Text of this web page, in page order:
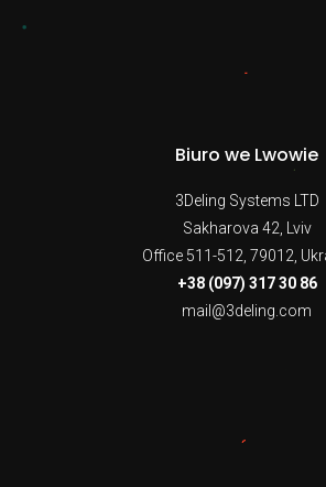
Biuro we Lwowie
3Deling Systems LTD
Sakharova 42, Lviv
Office 511-512, 79012,
+38 (097) 317 30 86
mail@3deling.com